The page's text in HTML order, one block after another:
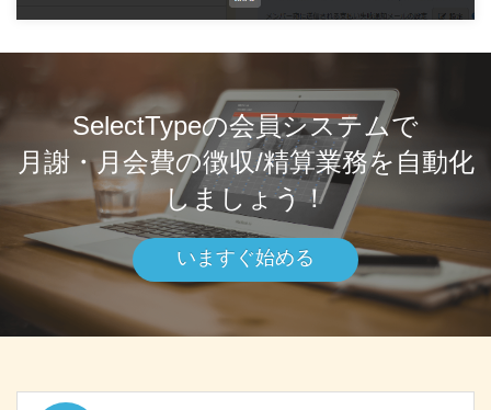
SelectTypeの会員システムで
月謝・月会費の徴収/精算業務を自動化
しましょう！
いますぐ始める